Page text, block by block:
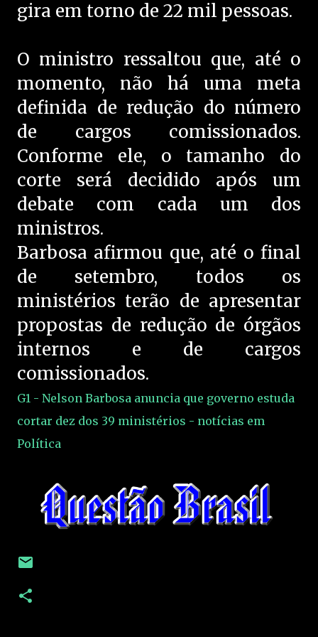
gira em torno de 22 mil pessoas.
O ministro ressaltou que, até o
momento, não há uma meta
definida de redução do número
de cargos comissionados.
Conforme ele, o tamanho do
corte será decidido após um
debate com cada um dos
ministros.
Barbosa afirmou que, até o final
de setembro, todos os
ministérios terão de apresentar
propostas de redução de órgãos
internos e de cargos
comissionados.
G1 - Nelson Barbosa anuncia que governo estuda
cortar dez dos 39 ministérios - notícias em
Política